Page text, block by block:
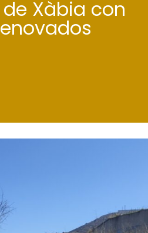
Xàbia con